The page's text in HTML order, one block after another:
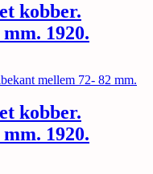
kobber.
1920.
kobber.
1920.